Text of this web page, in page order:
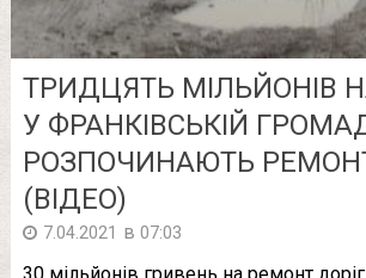
ТРИДЦЯТЬ МІЛЬЙОНІВ
У ФРАНКІВСЬКІЙ
РОЗПОЧИНАЮТЬ
(ВІДЕО)
7.04.2021 в 07:03